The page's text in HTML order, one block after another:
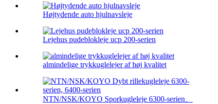
Højtydende auto hjulnavsleje
Lejehus pudeblokleje ucp 200-serien
almindelige trykkuglelejer af høj kvalitet
NTN/NSK/KOYO Sporkugleleje 6300-serien、